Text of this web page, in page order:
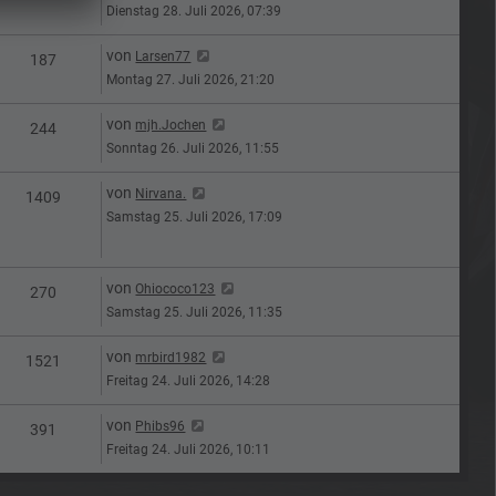
Dienstag 28. Juli 2026, 07:39
187 ZugriffeLetzter Beitrag
von Larsen77
Montag 27. Juli 2026, 21:20
244ZugriffeLetzter Beitrag
von mjh.Jochen
Sonntag 26. Juli 2026, 11:55
1409 ZugriffeLetzter Beitrag
von Nirvana.
Samstag 25. Juli 2026, 17:09
270 ZugriffeLetzter Beitrag
von Ohiococo123
Samstag 25. Juli 2026, 11:35
1521 ZugriffeLetzter Beitrag
von mrbird1982
Freitag 24. Juli 2026, 14:28
391 ZugriffeLetzter Beitrag
von Phibs96
Freitag 24. Juli 2026, 10:11